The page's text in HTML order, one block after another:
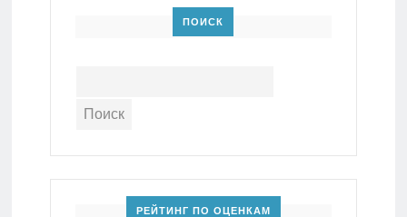
ПОИСК
РЕЙТИНГ ПО ОЦЕНКАМ